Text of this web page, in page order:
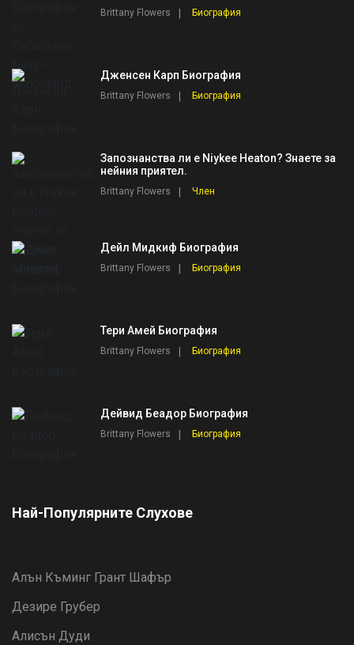
Brittany Flowers Биография
Дженсен Карп Биография
Brittany Flowers Биография
Запознанства ли е Niykee Heaton? Знаете за
нейния приятел.
Brittany Flowers Член
Дейл Мидкиф Биография
Brittany Flowers Биография
Тери Амей Биография
Brittany Flowers Биография
Дейвид Беадор Биография
Brittany Flowers Биография
Най-Популярните Слухове
Алън Къминг Грант Шафър
Дезире Грубер
Алисън Дуди